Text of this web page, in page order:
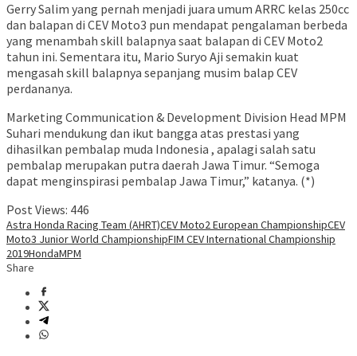
Gerry Salim yang pernah menjadi juara umum ARRC kelas 250cc
dan balapan di CEV Moto3 pun mendapat pengalaman berbeda
yang menambah skill balapnya saat balapan di CEV Moto2
tahun ini. Sementara itu, Mario Suryo Aji semakin kuat
mengasah skill balapnya sepanjang musim balap CEV
perdananya.
Marketing Communication & Development Division Head MPM
Suhari mendukung dan ikut bangga atas prestasi yang
dihasilkan pembalap muda Indonesia , apalagi salah satu
pembalap merupakan putra daerah Jawa Timur. “Semoga
dapat menginspirasi pembalap Jawa Timur,” katanya. (*)
Post Views: 446
Astra Honda Racing Team (AHRT)CEV Moto2 European ChampionshipCEV
Moto3 Junior World ChampionshipFIM CEV International Championship
2019HondaMPM
Share